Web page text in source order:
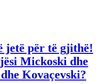
jetë për të gjithë!
Mickoski dhe
Kovaçevski?